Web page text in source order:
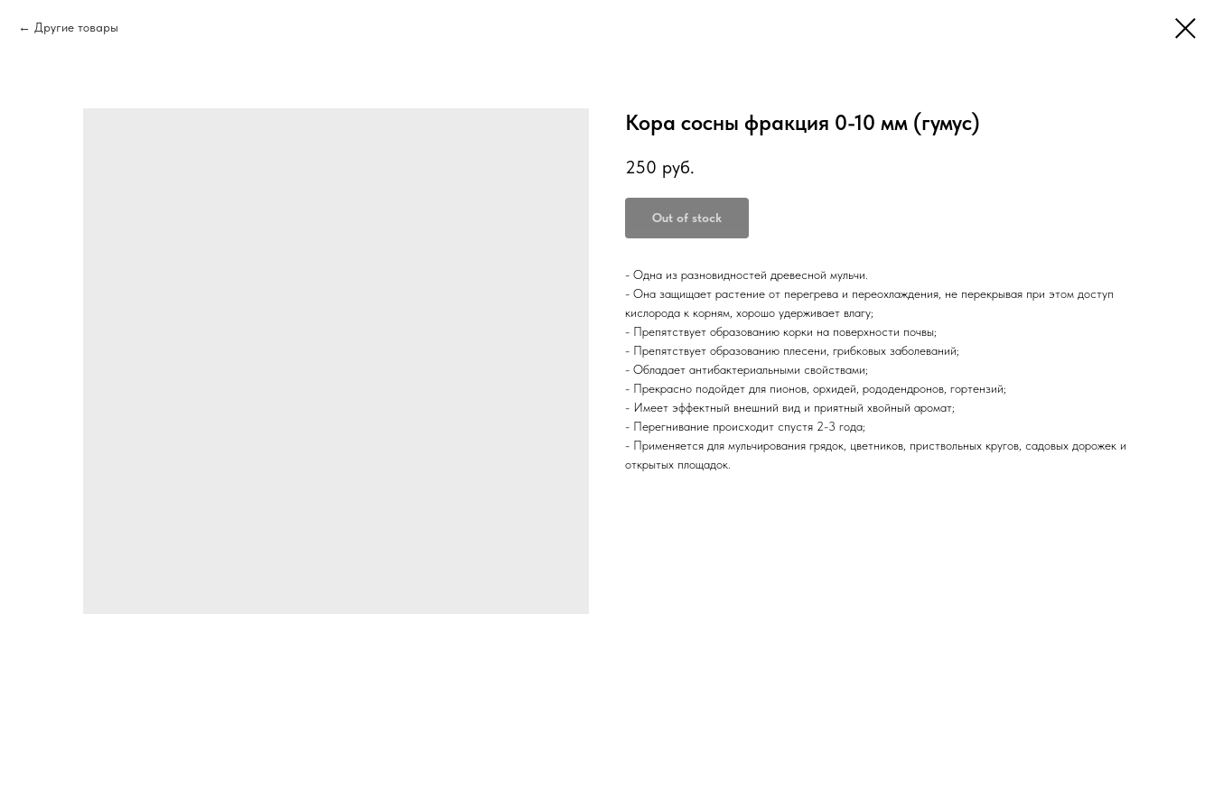
Другие товары
Кора сосны фракция 0-10 мм (гумус)
250 руб.
Out of stock
- Одна из разновидностей древесной мульчи.
- Она защищает растение от перегрева и переохлаждения, не перекрывая при этом доступ
кислорода к корням, хорошо удерживает влагу;
- Препятствует образованию корки на поверхности почвы;
- Препятствует образованию плесени, грибковых заболеваний;
- Обладает антибактериальными свойствами;
- Прекрасно подойдет для пионов, орхидей, рододендронов, гортензий;
- Имеет эффектный внешний вид и приятный хвойный аромат;
- Перегнивание происходит спустя 2-3 года;
- Применяется для мульчирования грядок, цветников, приствольных кругов, садовых дорожек и
открытых площадок.